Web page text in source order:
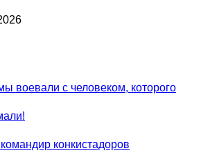
воевали с человеком, которого
конкистадоров